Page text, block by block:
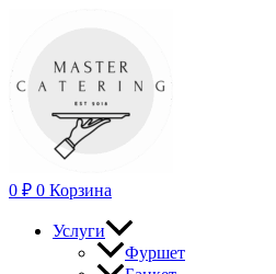
содержимому
0 ₽ 0 Корзина
Услуги
Фуршет